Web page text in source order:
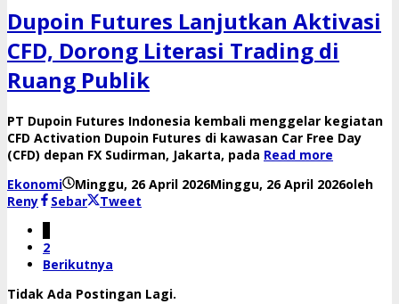
Dupoin Futures Lanjutkan Aktivasi
CFD, Dorong Literasi Trading di
Ruang Publik
PT Dupoin Futures Indonesia kembali menggelar kegiatan
CFD Activation Dupoin Futures di kawasan Car Free Day
(CFD) depan FX Sudirman, Jakarta, pada Read more
Ekonomi
Minggu, 26 April 2026Minggu, 26 April 2026oleh
Reny
Sebar
Tweet
2
Berikutnya
Tidak Ada Postingan Lagi.